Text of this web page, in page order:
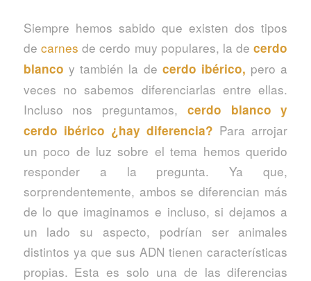
Siempre hemos sabido que existen dos tipos
de carnes de cerdo muy populares, la decerdo
blanco y también la de cerdo ibérico, pero a
veces no sabemos diferenciarlas entre ellas.
Incluso nos preguntamos, cerdo blanco y
cerdo ibérico ¿hay diferencia? Para arrojar
un poco de luz sobre el tema hemos querido
responder a la pregunta. Ya que,
sorprendentemente, ambos se diferencian más
de lo que imaginamos e incluso, si dejamos a
un lado su aspecto, podrían ser animales
distintos ya que sus ADN tienen características
propias. Esta es solo una de las diferencias